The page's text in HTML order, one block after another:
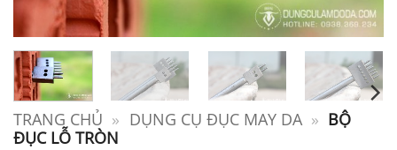
TRANG CHỦ » DỤNG CỤ ĐỤC MAY DA » BỘ
ĐỤC LỖ TRÒN